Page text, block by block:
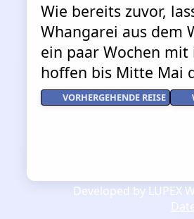
Wie bereits zuvor,
Whangarei aus dem
ein paar Wochen
hoffen bis Mitte Mai
VORHERGEHENDE REISE
Developed by LUPEX